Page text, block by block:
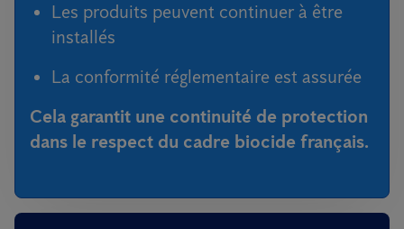
Les produits peuvent continuer à être
installés
La conformité réglementaire est assurée
Cela garantit une continuité de protection
dans le respect du cadre biocide français.